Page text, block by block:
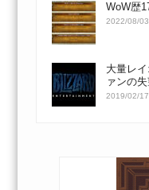
WoW歴
2022/08/03
大量レ
ァンの
2019/02/17